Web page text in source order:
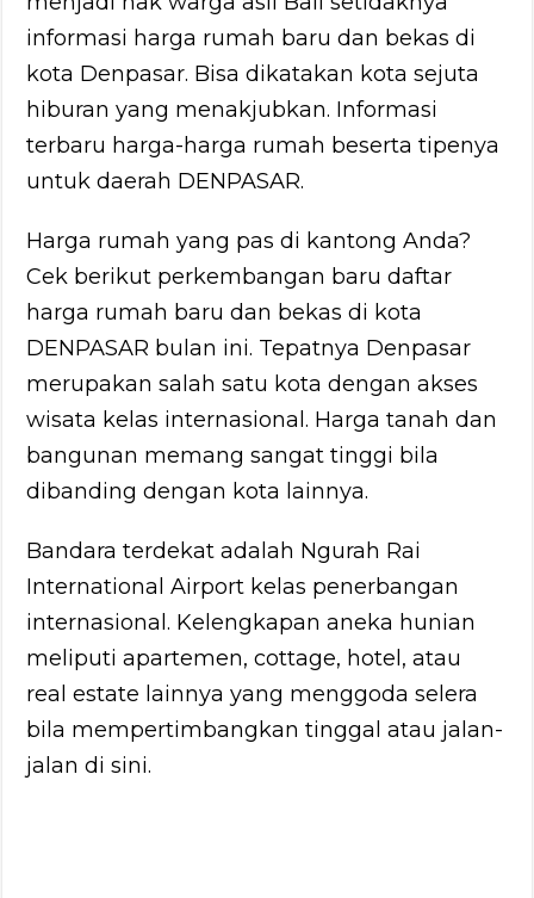
informasi harga rumah baru dan bekas di
kota Denpasar. Bisa dikatakan kota sejuta
hiburan yang menakjubkan. Informasi
terbaru harga-harga rumah beserta tipenya
untuk daerah DENPASAR.
Harga rumah yang pas di kantong Anda?
Cek berikut perkembangan baru daftar
harga rumah baru dan bekas di kota
DENPASAR bulan ini. Tepatnya Denpasar
merupakan salah satu kota dengan akses
wisata kelas internasional. Harga tanah dan
bangunan memang sangat tinggi bila
dibanding dengan kota lainnya.
Bandara terdekat adalah Ngurah Rai
International Airport kelas penerbangan
internasional. Kelengkapan aneka hunian
meliputi apartemen, cottage, hotel, atau
real estate lainnya yang menggoda selera
bila mempertimbangkan tinggal atau jalan-
jalan di sini.